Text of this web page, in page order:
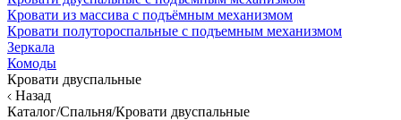
Кровати из массива с подъёмным механизмом
Кровати полутороспальные с подъемным механизмом
Зеркала
Комоды
Кровати двуспальные
Назад
Каталог/Спальня/Кровати двуспальные